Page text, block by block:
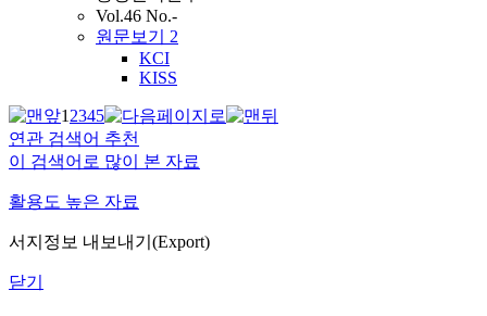
Vol.46 No.-
원문보기 2
KCI
KISS
12345
연관 검색어 추천
이 검색어로 많이 본 자료
활용도 높은 자료
서지정보 내보내기(Export)
닫기